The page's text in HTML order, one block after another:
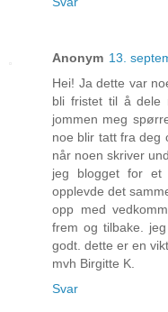
Anonym 13.
Hei! Ja dette var
bli fristet til å
jommen meg
noe blir tatt fra deg
når noen skriver
jeg blogget for et
opplevde det
opp med
frem og tilbake.
godt. dette er en
mvh Birgitte K.
Svar